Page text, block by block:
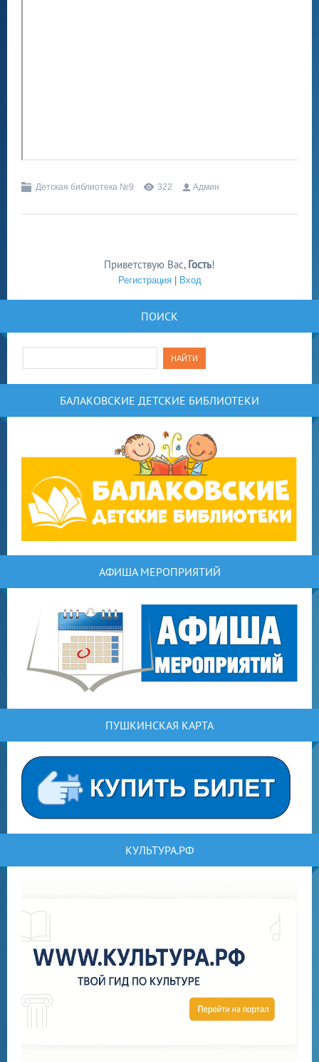
Детская библиотека №9 322 Админ
Приветствую Вас, Гость!
Регистрация| Вход
ПОИСК
БАЛАКОВСКИЕ ДЕТСКИЕ БИБЛИОТЕКИ
АФИША МЕРОПРИЯТИЙ
ПУШКИНСКАЯ КАРТА
КУЛЬТУРА.РФ